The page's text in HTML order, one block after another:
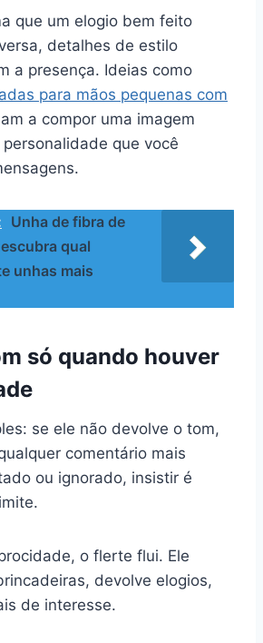
que um elogio bem feito
detalhes de estilo
a presença. Ideias como
para mãos pequenas com
a compor uma imagem
que você
Unha de fibra de
qual
unhas mais
só quando houver
se ele não devolve o tom,
comentário mais
ou ignorado, insistir é
o flerte flui. Ele
devolve elogios,
de interesse.